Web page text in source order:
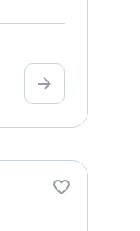
arrow_forward